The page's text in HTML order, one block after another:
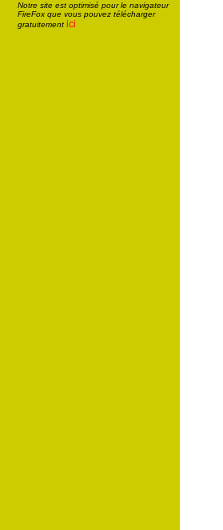
Notre site est optimisé pour le navigateur
FireFox que vous pouvez télécharger
gratuitement ici